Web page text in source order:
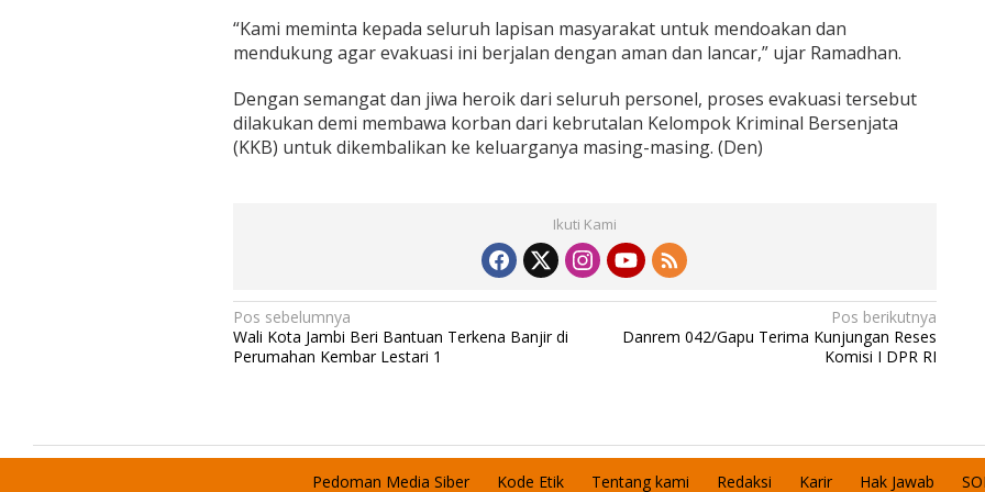
“Kami meminta kepada seluruh lapisan masyarakat untuk mendoakan dan
mendukung agar evakuasi ini berjalan dengan aman dan lancar,” ujar Ramadhan.
Dengan semangat dan jiwa heroik dari seluruh personel, proses evakuasi tersebut
dilakukan demi membawa korban dari kebrutalan Kelompok Kriminal Bersenjata
(KKB) untuk dikembalikan ke keluarganya masing-masing. (Den)
Ikuti Kami
N
a
g
Pos sebelumnya
Wali Kota Jambi Beri Bantuan Terkena Banjir di
Perumahan Kembar Lestari 1
Pos berikutnya
Danrem 042/Gapu Terima Kunjungan Reses
Komisi I DPR RI
Pedoman Media Siber Kode Etik Tentang kami Redaksi Karir Hak Jawab